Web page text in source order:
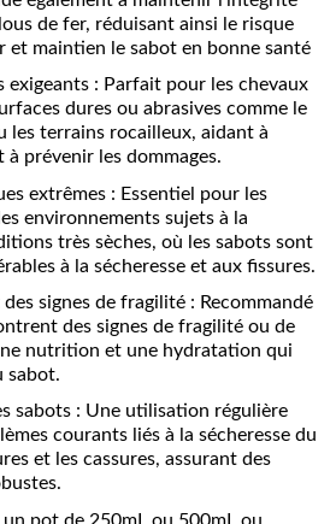
de fer, réduisant ainsi le risque
et maintien le sabot en bonne santé
exigeants : Parfait pour les chevaux
dures ou abrasives comme le
les terrains rocailleux, aidant à
prévenir les dommages.
extrêmes : Essentiel pour les
environnements sujets à la
très sèches, où les sabots sont
à la sécheresse et aux fissures.
signes de fragilité : Recommandé
des signes de fragilité ou de
nutrition et une hydratation qui
sabot.
sabots : Une utilisation régulière
courants liés à la sécheresse du
et les cassures, assurant des